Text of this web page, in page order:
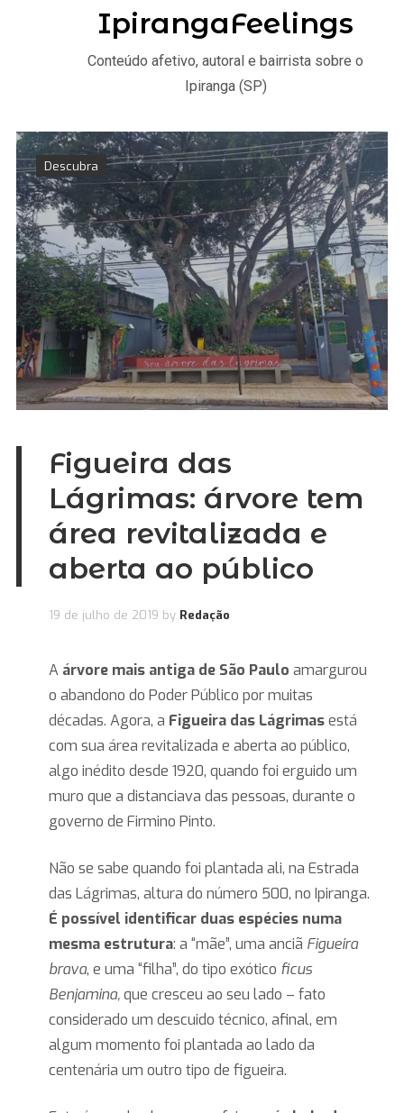
Descubra
Figueira das
Lágrimas: árvore tem
área revitalizada e
aberta ao público
19 de julho de 2019 by Redação
A árvore mais antiga de São Paulo amargurou
o abandono do Poder Público por muitas
décadas. Agora, a Figueira das Lágrimasestá
com sua área revitalizada e aberta ao público,
algo inédito desde 1920, quando foi erguido um
muro que a distanciava das pessoas, durante o
governo de Firmino Pinto.
Não se sabe quando foi plantada ali, na Estrada
das Lágrimas, altura do número 500, no Ipiranga.
É possível identificar duas espécies numa
mesma estrutura: a “mãe”, uma anciã Figueira
brava, e uma “filha”, do tipo exótico ficus
Benjamina,que cresceu ao seu lado – fato
considerado um descuido técnico, afinal, em
algum momento foi plantada ao lado da
centenária um outro tipo de figueira.
IpirangaFeelings
Conteúdo afetivo, autoral e bairrista sobre o
Ipiranga (SP)